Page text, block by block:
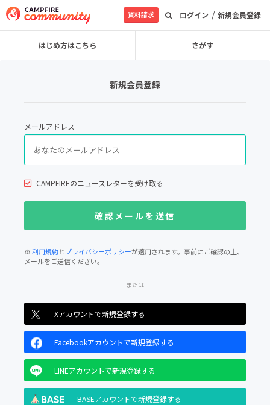
ログイン / 新規会員登録
資料請求
はじめ方はこちら さがす
新規会員登録
メールアドレス
CAMPFIREのニュースレターを受け取る
※利用規約とプライバシーポリシーが適用されます。事前にご確認の上、
メールをご送信ください。
Xアカウントで新規登録する
Facebookアカウントで新規登録する
LINEアカウントで新規登録する
BASEアカウントで新規登録する